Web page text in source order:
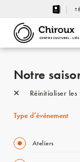
CENTRE CULTUREL - LIÈGE
Notre
Réinitialiser les
Type d’événement
Ateliers